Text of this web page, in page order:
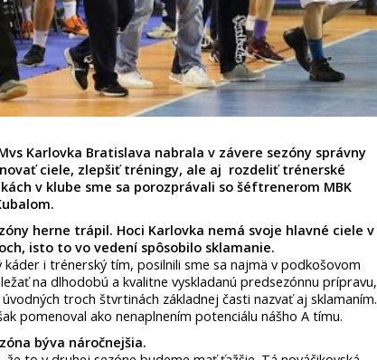
Karlovka Bratislava nabrala v závere sezóny správny
ciele, zlepšiť tréningy, ale aj rozdeliť trénerské
v klube sme sa porozprávali so šéftrenerom MBK
herne trápil. Hoci Karlovka nemá svoje hlavné ciele v
isto to vo vedení spôsobilo sklamanie.
káder i trénerský tím, posilnili sme sa najmä v podkošovom
na dlhodobú a kvalitne vyskladanú predsezónnu prípravu,
troch štvrtinách základnej časti nazvať aj sklamaním.
pomenoval ako nenaplnením potenciálu nášho A tímu.
býva náročnejšia.